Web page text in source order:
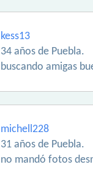
kess13
34 años de Puebla.
buscando amigas
michell228
31 años de Puebla.
no mandó fotos